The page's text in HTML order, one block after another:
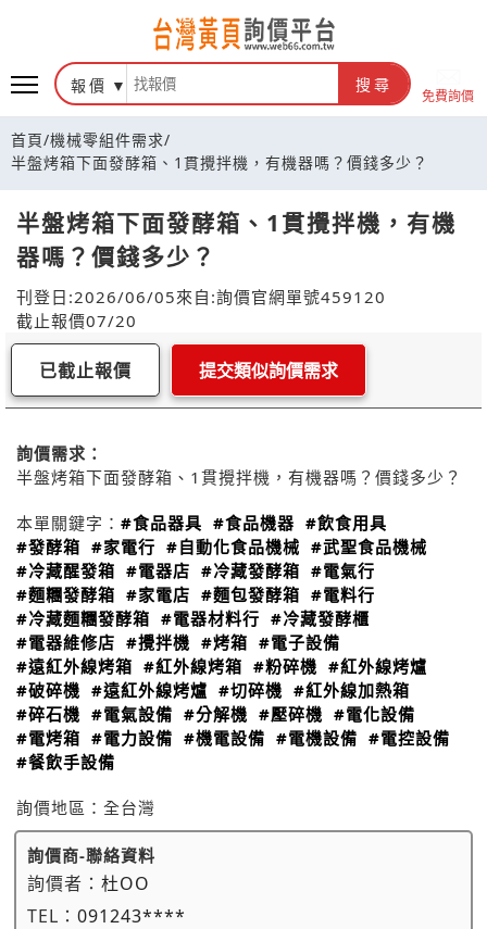
報價 搜尋
免費詢價
首頁/機械零組件需求/
半盤烤箱下面發酵箱、1貫攪拌機，有機器嗎？價錢多少？
半盤烤箱下面發酵箱、1貫攪拌機，有機
器嗎？價錢多少？
刊登日:2026/06/05來自:詢價官網單號459120
截止報價07/20
已截止報價 提交類似詢價需求
詢價需求：
半盤烤箱下面發酵箱、1貫攪拌機，有機器嗎？價錢多少？
本單關鍵字： #食品器具 #食品機器 #飲食用具
#發酵箱 #家電行 #自動化食品機械 #武聖食品機械
#冷藏醒發箱 #電器店 #冷藏發酵箱 #電氣行
#麵糰發酵箱 #家電店 #麵包發酵箱 #電料行
#冷藏麵糰發酵箱 #電器材料行 #冷藏發酵櫃
#電器維修店 #攪拌機 #烤箱 #電子設備
#遠紅外線烤箱 #紅外線烤箱 #粉碎機 #紅外線烤爐
#破碎機 #遠紅外線烤爐 #切碎機 #紅外線加熱箱
#碎石機 #電氣設備 #分解機 #壓碎機 #電化設備
#電烤箱 #電力設備 #機電設備 #電機設備 #電控設備
#餐飲手設備
詢價地區： 全台灣
詢價商-聯絡資料
詢價者： 杜OO
TEL： 091243****